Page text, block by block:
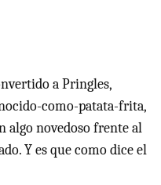
a Pringles,
como-patata-frita,
algo novedoso frente al
Y es que como dice el